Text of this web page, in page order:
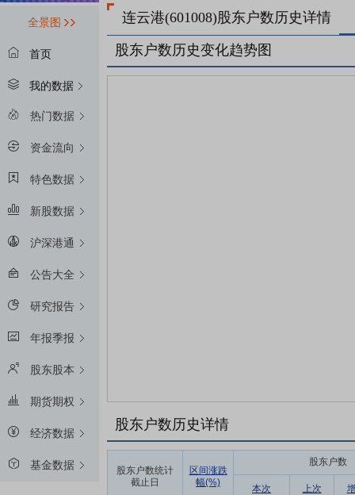
全景图
首页
我的数据
热门数据
资金流向
特色数据
新股数据
沪深港通
公告大全
研究报告
年报季报
股东股本
期货期权
经济数据
基金数据
连云港(601008)股东户数历史详情
股东户数历史变化趋势图
股东户数历史详情
股东户数统计
截止日
区间涨跌
幅(%)
股东户数
本次 上次